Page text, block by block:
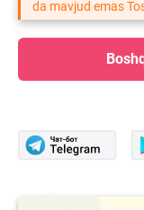
da mavjud emas